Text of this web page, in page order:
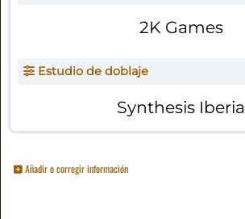
2K Games
Estudio de doblaje
Synthesis Iberia
Añadir o corregir información